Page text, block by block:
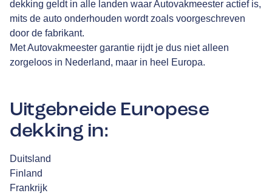
dekking geldt in alle landen waar Autovakmeester actief is,
mits de auto onderhouden wordt zoals voorgeschreven
door de fabrikant.
Met Autovakmeester garantie rijdt je dus niet alleen
zorgeloos in Nederland, maar in heel Europa.
Uitgebreide Europese
dekking in:
Duitsland
Finland
Frankrijk